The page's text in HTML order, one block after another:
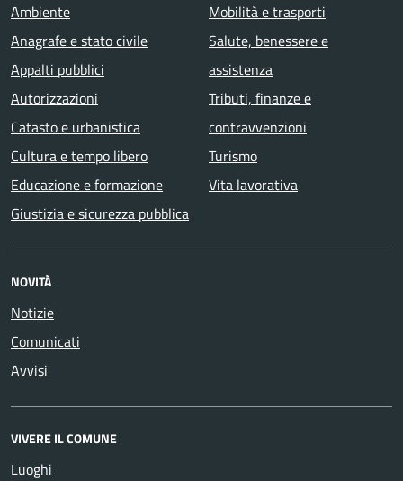
Ambiente
Anagrafe e stato civile
Appalti pubblici
Autorizzazioni
Catasto e urbanistica
Cultura e tempo libero
Educazione e formazione
Giustizia e sicurezza pubblica
Mobilità e trasporti
Salute, benessere e
assistenza
Tributi, finanze e
contravvenzioni
Turismo
Vita lavorativa
NOVITÀ
Notizie
Comunicati
Avvisi
VIVERE IL COMUNE
Luoghi